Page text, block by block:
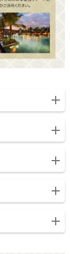
ム・アパートメ
円が発生しま
は、1泊あたり7,
泊に有効です。
それ以上の価値
12月31日です。
ご連絡をいただ
す。なお、クレ